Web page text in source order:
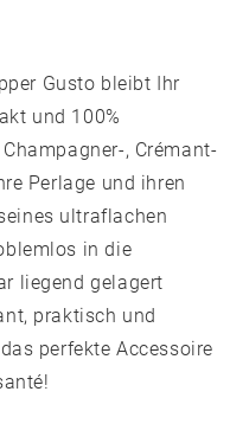
Gusto bleibt Ihr
und 100%
, Crémant-
Perlage und ihren
ultraflachen
in die
liegend gelagert
praktisch und
perfekte Accessoire